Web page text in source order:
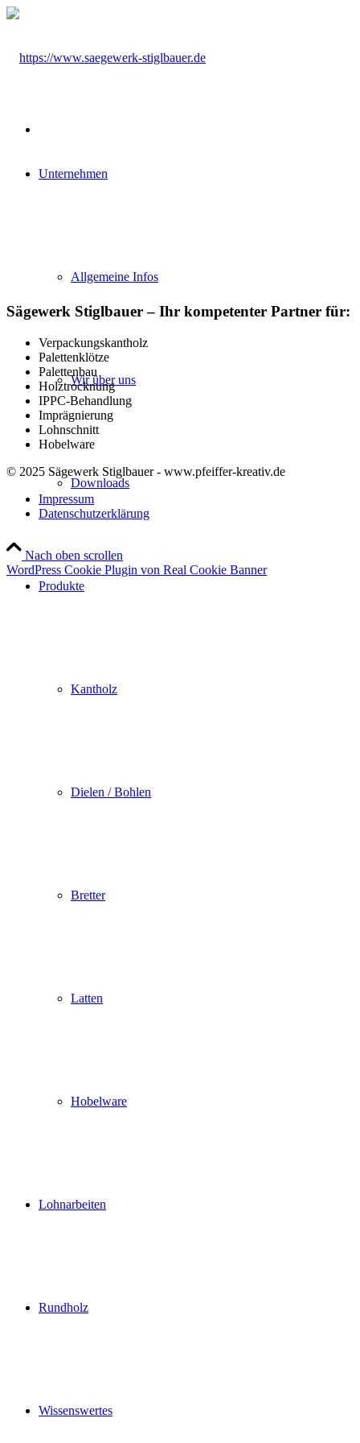
Unternehmen
Allgemeine Infos
Wir über uns
Downloads
Produkte
Kantholz
Dielen / Bohlen
Bretter
Latten
Hobelware
Lohnarbeiten
Rundholz
Wissenswertes
Sägewerk Stiglbauer – Ihr kompetenter Partner für:
Verpackungskantholz
Palettenklötze
Palettenbau
Holztrocknung
IPPC-Behandlung
Imprägnierung
Lohnschnitt
Hobelware
© 2025 Sägewerk Stiglbauer - www.pfeiffer-kreativ.de
Impressum
Datenschutzerklärung
Nach oben scrollen
WordPress Cookie Plugin von Real Cookie Banner